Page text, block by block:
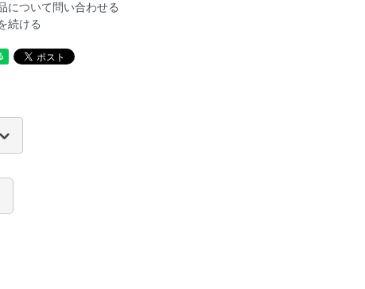
について問い合わせる
続ける